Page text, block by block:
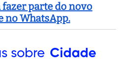
fazer parte do novo
no WhatsApp.
sobre Cidade